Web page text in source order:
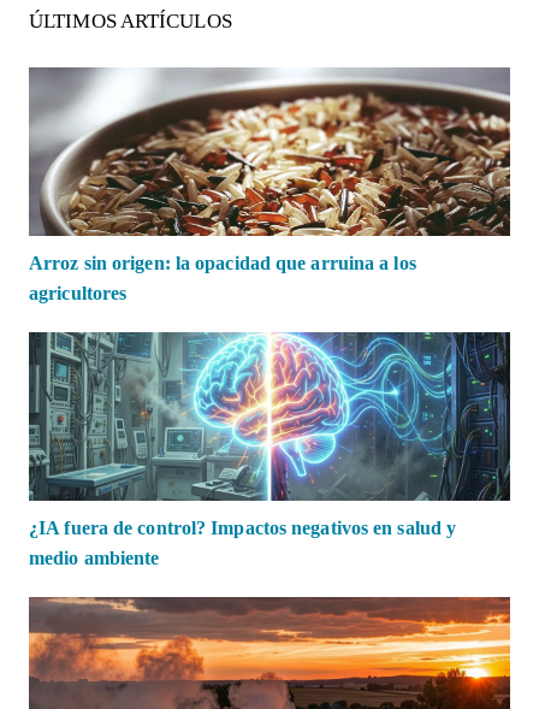
ÚLTIMOS ARTÍCULOS
Arroz sin origen: la opacidad que arruina a los
agricultores
¿IA fuera de control? Impactos negativos en salud y
medio ambiente